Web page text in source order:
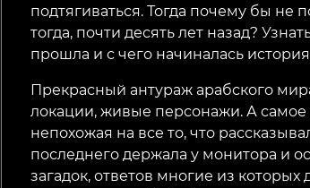
подтягиваться. Тогда почему бы не
тогда, почти десять лет назад?
прошла и с чего начиналась
Прекрасный антураж арабского
локации, живые персонажи. А самое
непохожая на все то, что
последнего держала у монитора и
загадок, ответов многие из которых